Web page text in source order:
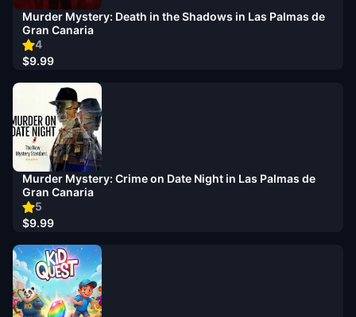
4
Murder Mystery: Death in the Shadows in Las Palmas de
Gran Canaria
$9.99
5
Murder Mystery: Crime on Date Night in Las Palmas de
Gran Canaria
$9.99